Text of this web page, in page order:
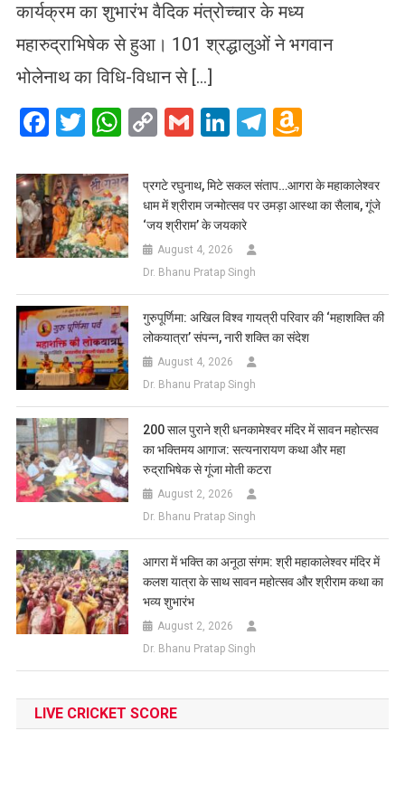
कार्यक्रम का शुभारंभ वैदिक मंत्रोच्चार के मध्य
महारुद्राभिषेक से हुआ। 101 श्रद्धालुओं ने भगवान
भोलेनाथ का विधि-विधान से […]
Facebook
Twitter
WhatsApp
CopyGmailLinkedIn
Telegram
List
प्रगटे रघुनाथ, मिटे सकल संताप…आगरा के महाकालेश्वर
धाम में श्रीराम जन्मोत्सव पर उमड़ा आस्था का सैलाब, गूंजे
‘जय श्रीराम’ के जयकारे
August 4, 2026
Dr. Bhanu Pratap Singh
गुरुपूर्णिमा: अखिल विश्व गायत्री परिवार की ‘महाशक्ति की
लोकयात्रा’ संपन्न, नारी शक्ति का संदेश
August 4, 2026
Dr. Bhanu Pratap Singh
200 साल पुराने श्री धनकामेश्वर मंदिर में सावन महोत्सव
का भक्तिमय आगाज: सत्यनारायण कथा और महा
रुद्राभिषेक से गूंजा मोती कटरा
August 2, 2026
Dr. Bhanu Pratap Singh
आगरा में भक्ति का अनूठा संगम: श्री महाकालेश्वर मंदिर में
कलश यात्रा के साथ सावन महोत्सव और श्रीराम कथा का
भव्य शुभारंभ
August 2, 2026
Dr. Bhanu Pratap Singh
LIVE CRICKET SCORE